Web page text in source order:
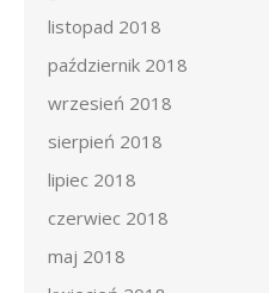
listopad 2018
październik 2018
wrzesień 2018
sierpień 2018
lipiec 2018
czerwiec 2018
maj 2018